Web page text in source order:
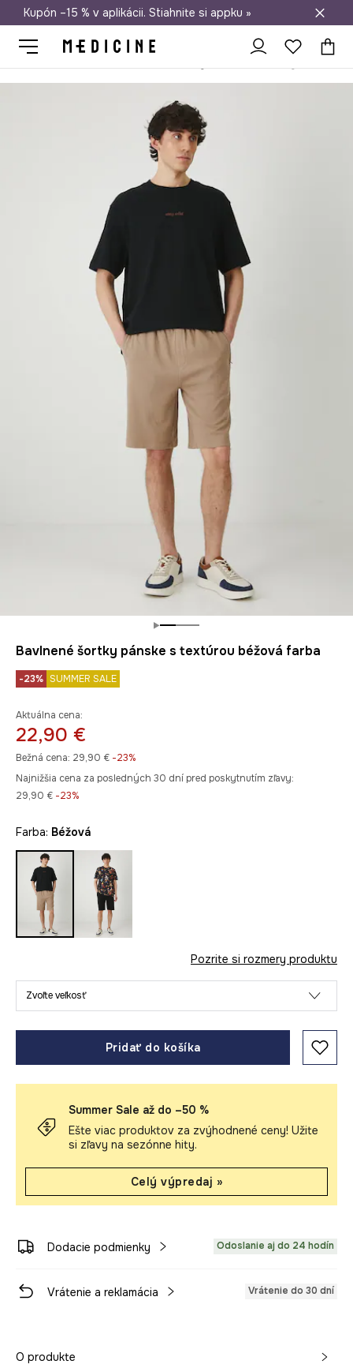
Doprava zadarmo od 50 €
Kupón –15 % v aplikácii. Stiahnite si appku »
Bavlnené šortky pánske s textúrou béžová farba
-23% SUMMER SALE
Aktuálna cena:
22,90 €
Bežná cena: 29,90 € -23%
Najnižšia cena za posledných 30 dní pred poskytnutím zľavy:
29,90 € -23%
Farba: béžová
Pozrite si rozmery produktu
Zvoľte veľkosť
Pridať do košíka
Summer Sale až do –50 %
Ešte viac produktov za zvýhodnené ceny! Užite
si zľavy na sezónne hity.
Celý výpredaj »
Dodacie podmienky Odoslanie aj do 24 hodín
Vrátenie a reklamácia Vrátenie do 30 dní
O produkte